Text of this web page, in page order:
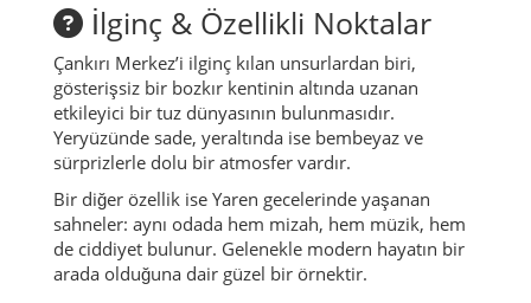
İlginç & Özellikli Noktalar
Çankırı Merkez’i ilginç kılan unsurlardan biri,
gösterişsiz bir bozkır kentinin altında uzanan
etkileyici bir tuz dünyasının bulunmasıdır.
Yeryüzünde sade, yeraltında ise bembeyaz ve
sürprizlerle dolu bir atmosfer vardır.
Bir diğer özellik ise Yaren gecelerinde yaşanan
sahneler: aynı odada hem mizah, hem müzik, hem
de ciddiyet bulunur. Gelenekle modern hayatın bir
arada olduğuna dair güzel bir örnektir.